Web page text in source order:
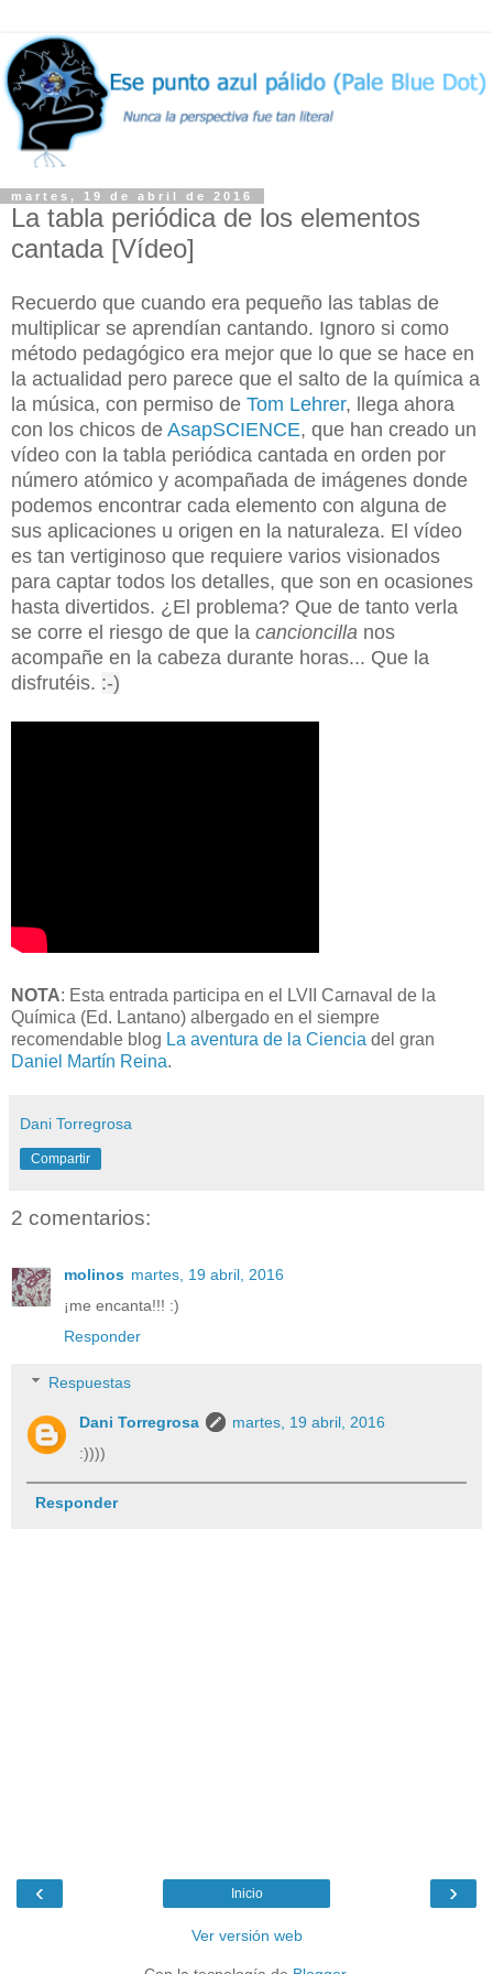
martes, 19 de abril de 2016
La tabla periódica de los elementos
cantada [Vídeo]
Recuerdo que cuando era pequeño las tablas de
multiplicar se aprendían cantando. Ignoro si como
método pedagógico era mejor que lo que se hace en
la actualidad pero parece que el salto de la química a
la música, con permiso de Tom Lehrer, llega ahora
con los chicos de AsapSCIENCE, que han creado un
vídeo con la tabla periódica cantada en orden por
número atómico y acompañada de imágenes donde
podemos encontrar cada elemento con alguna de
sus aplicaciones u origen en la naturaleza. El vídeo
es tan vertiginoso que requiere varios visionados
para captar todos los detalles, que son en ocasiones
hasta divertidos. ¿El problema? Que de tanto verla
se corre el riesgo de que la cancioncilla nos
acompañe en la cabeza durante horas... Que la
disfrutéis. :-)
NOTA: Esta entrada participa en el LVII Carnaval de la
Química (Ed. Lantano) albergado en el siempre
recomendable blog La aventura de la Ciencia del gran
Daniel Martín Reina.
Dani Torregrosa
Compartir
2 comentarios:
molinos martes, 19 abril, 2016
¡me encanta!!! :)
Responder
Respuestas
Dani Torregrosa
martes, 19 abril, 2016
:))))
Responder
‹ ›
Inicio
Ver versión web